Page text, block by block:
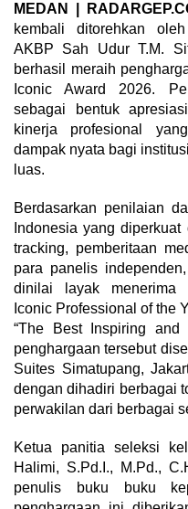
MEDAN |
kembali ditorehkan
AKBP Sah Udur T.M.
berhasil meraih
Iconic Award 2026.
sebagai bentuk
kinerja profesional
dampak nyata bagi
luas.
Berdasarkan penilaian
Indonesia yang
tracking, pemberitaan
para panelis
dinilai layak menerima
Iconic Professional of the
“The Best Inspiring and
penghargaan tersebut
Suites Simatupang,
dengan dihadiri berbagai
perwakilan dari berbagai
Ketua panitia seleksi
Halimi, S.Pd.I., M.Pd.,
penulis buku buku